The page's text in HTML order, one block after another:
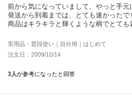
前から気になっていまして、やっと手元
発送から到着までは、とても速かったで
商品はキラキラと輝くような柄でとて
ただ、ボタンがついてたら良かったの
ら完璧でしたヽ('ω'*)ﾉ
でも人とあまりかぶらなそうだし、これ
なりそうです。
実用品・普段使い｜自分用｜はじめて
注文日：2009/10/14
3人が参考になったと回答